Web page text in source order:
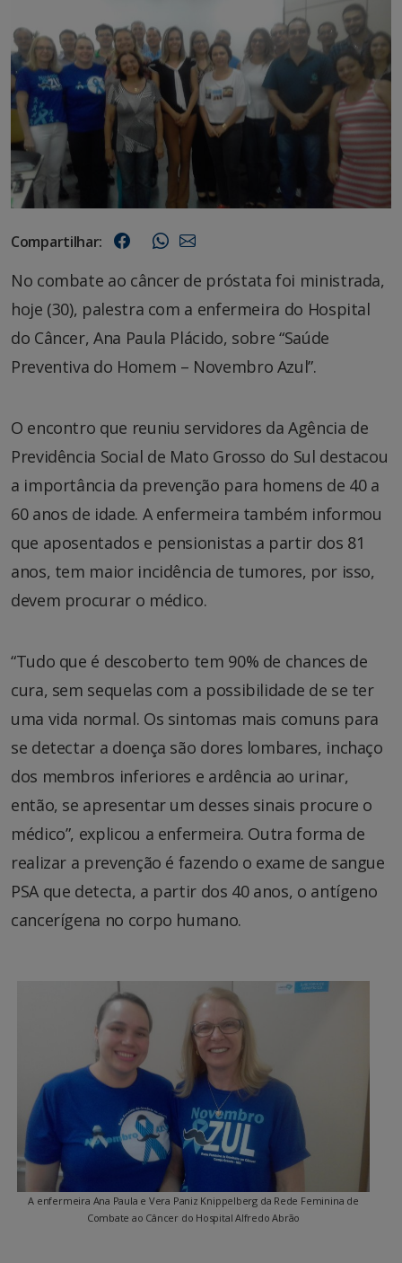
Compartilhar:
No combate ao câncer de próstata foi ministrada,
hoje (30), palestra com a enfermeira do Hospital
do Câncer, Ana Paula Plácido, sobre “Saúde
Preventiva do Homem – Novembro Azul”.
O encontro que reuniu servidores da Agência de
Previdência Social de Mato Grosso do Sul destacou
a importância da prevenção para homens de 40 a
60 anos de idade. A enfermeira também informou
que aposentados e pensionistas a partir dos 81
anos, tem maior incidência de tumores, por isso,
devem procurar o médico.
“Tudo que é descoberto tem 90% de chances de
cura, sem sequelas com a possibilidade de se ter
uma vida normal. Os sintomas mais comuns para
se detectar a doença são dores lombares, inchaço
dos membros inferiores e ardência ao urinar,
então, se apresentar um desses sinais procure o
médico”, explicou a enfermeira. Outra forma de
realizar a prevenção é fazendo o exame de sangue
PSA que detecta, a partir dos 40 anos, o antígeno
cancerígena no corpo humano.
A enfermeira Ana Paula e Vera Paniz Knippelberg da Rede Feminina de
Combate ao Câncer do Hospital Alfredo Abrão